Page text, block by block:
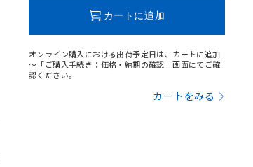
カートに追加
オンライン購入における出荷予定日は、カートに追加
～「ご購入手続き：価格・納期の確認」画面にてご確
認ください。
カートをみる